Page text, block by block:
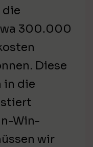
die
300.000
Diese
in die
Win-
wir